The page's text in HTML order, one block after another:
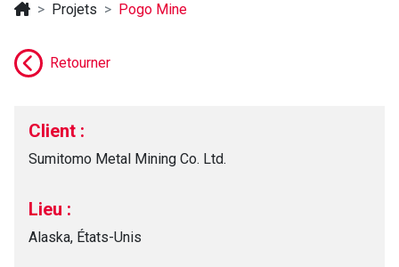
Projets Pogo Mine
Retourner
Client :
Sumitomo Metal Mining Co. Ltd.
Lieu :
Alaska, États-Unis